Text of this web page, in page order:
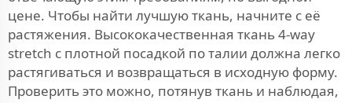
цене. Чтобы найти лучшую ткань, начните с её
растяжения. Высококачественная ткань 4-way
stretch с плотной посадкой по талии должна легко
растягиваться и возвращаться в исходную форму.
Проверить это можно, потянув ткань и наблюдая,